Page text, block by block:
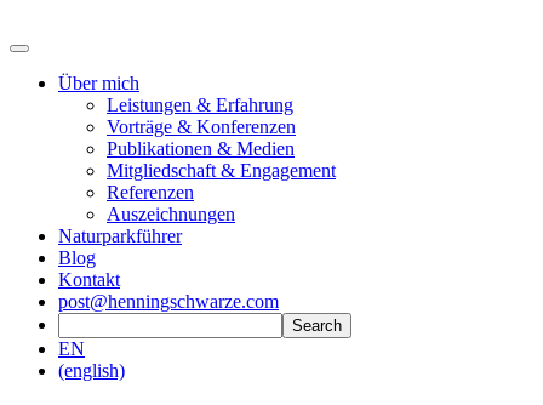
Über mich
Leistungen & Erfahrung
Vorträge & Konferenzen
Publikationen & Medien
Mitgliedschaft & Engagement
Referenzen
Auszeichnungen
Naturparkführer
Blog
Kontakt
post@henningschwarze.com
EN
(english)